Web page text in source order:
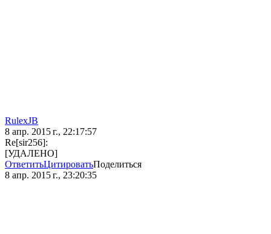
RulexJB
8 апр. 2015 г., 22:17:57
Re[sir256]:
[УДАЛЕНО]
ОтветитьЦитироватьПоделиться
8 апр. 2015 г., 23:20:35